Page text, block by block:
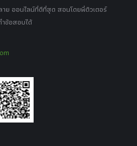
าย ออนไลน์ที่ดีที่สุด สอนโดยพี่ติวเตอร์
ข้อสอบได้